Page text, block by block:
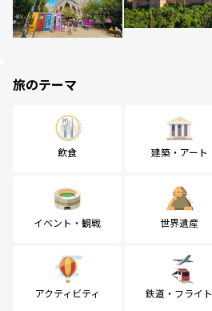
旅のテーマ
飲食 建築・アート
イベント・観戦 世界遺産
アクティビティ 鉄道・フライト